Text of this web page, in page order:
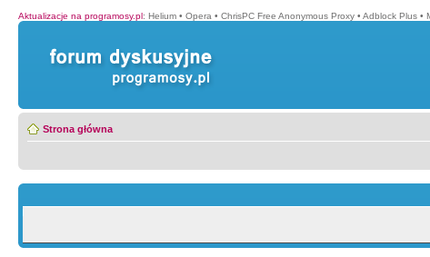
Aktualizacje na programosy.pl: Helium • Opera • ChrisPC Free Anonymous Proxy • Adblock Plus •
Strona główna